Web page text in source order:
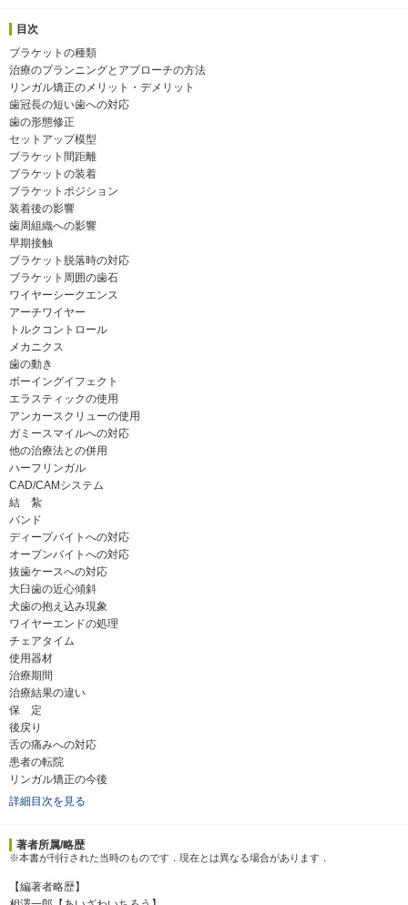
目次
ブラケットの種類
治療のプランニングとアプローチの方法
リンガル矯正のメリット・デメリット
歯冠長の短い歯への対応
歯の形態修正
セットアップ模型
ブラケット間距離
ブラケットの装着
ブラケットポジション
装着後の影響
歯周組織への影響
早期接触
ブラケット脱落時の対応
ブラケット周囲の歯石
ワイヤーシークエンス
アーチワイヤー
トルクコントロール
メカニクス
歯の動き
ボーイングイフェクト
エラスティックの使用
アンカースクリューの使用
ガミースマイルへの対応
他の治療法との併用
ハーフリンガル
CAD/CAMシステム
結 紮
バンド
ディープバイトへの対応
オープンバイトへの対応
抜歯ケースへの対応
大臼歯の近心傾斜
犬歯の抱え込み現象
ワイヤーエンドの処理
チェアタイム
使用器材
治療期間
治療結果の違い
保 定
後戻り
舌の痛みへの対応
患者の転院
リンガル矯正の今後
詳細目次を見る
著者所属/略歴
※本書が刊行された当時のものです．現在とは異なる場合があります．
【編著者略歴】